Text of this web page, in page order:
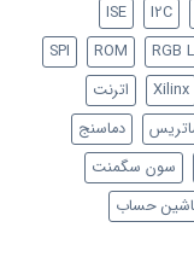
I2C
ISE
RGB
ROM
SPI
Xilinx
اترنت
دماسنج
سون سگمنت
حساب